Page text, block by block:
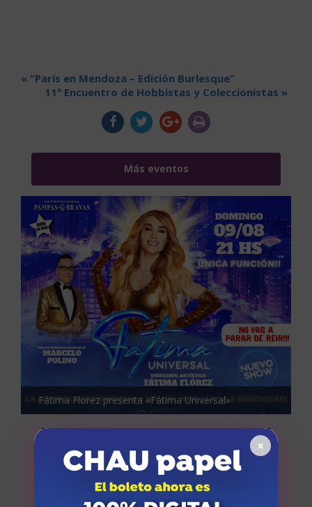
« “París en Mendoza – Edición Burlesque”
11º Encuentro de Hobbistas y Coleccionistas »
Más eventos
Fátima Florez presenta «Fátima Universal»
×